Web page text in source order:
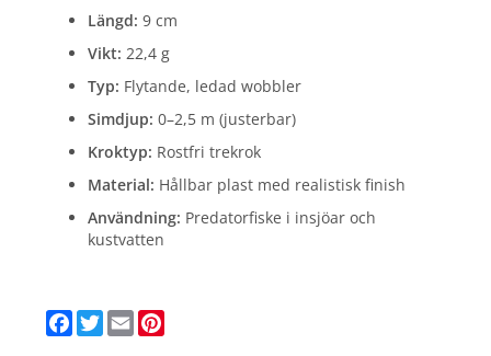
Längd: 9 cm
Vikt: 22,4 g
Typ: Flytande, ledad wobbler
Simdjup: 0–2,5 m (justerbar)
Kroktyp: Rostfri trekrok
Material: Hållbar plast med realistisk finish
Användning: Predatorfiske i insjöar och
kustvatten
Facebook
Twitter
Email